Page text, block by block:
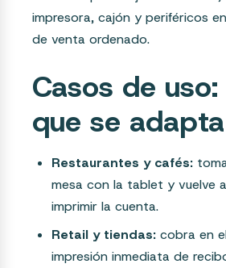
impresora, cajón y periféricos
de venta ordenado.
Casos de uso:
que se
Restaurantes y cafés:
mesa con la tablet y vuelve
imprimir la cuenta.
Retail y tiendas: cobra en
impresión inmediata de